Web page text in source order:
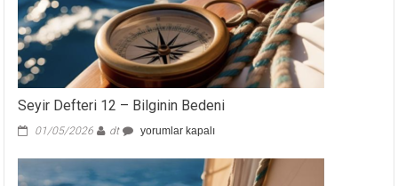
Seyir Defteri 12 – Bilginin Bedeni
01/05/2026 dt
Seyir
12
yorumlar kapalı